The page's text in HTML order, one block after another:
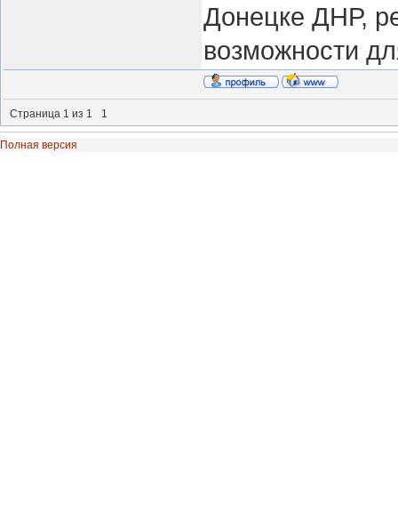
Донецке ДНР,
возможности
Страница 1 из 1 1
Полная версия